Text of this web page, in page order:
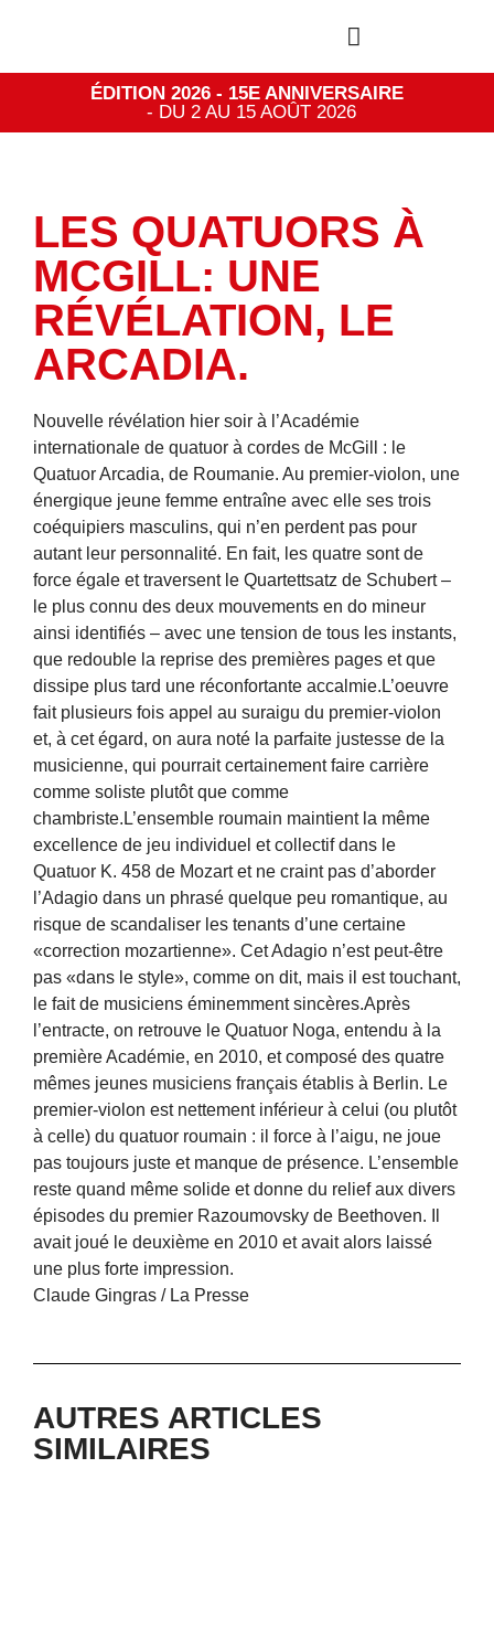
ÉDITION 2026 - 15E ANNIVERSAIRE
- DU 2 AU 15 AOÛT 2026
LES QUATUORS À
MCGILL: UNE
RÉVÉLATION, LE
ARCADIA.
Nouvelle révélation hier soir à l’Académie
internationale de quatuor à cordes de McGill : le
Quatuor Arcadia, de Roumanie. Au premier-violon, une
énergique jeune femme entraîne avec elle ses trois
coéquipiers masculins, qui n’en perdent pas pour
autant leur personnalité. En fait, les quatre sont de
force égale et traversent le Quartettsatz de Schubert –
le plus connu des deux mouvements en do mineur
ainsi identifiés – avec une tension de tous les instants,
que redouble la reprise des premières pages et que
dissipe plus tard une réconfortante accalmie.L’oeuvre
fait plusieurs fois appel au suraigu du premier-violon
et, à cet égard, on aura noté la parfaite justesse de la
musicienne, qui pourrait certainement faire carrière
comme soliste plutôt que comme
chambriste.L’ensemble roumain maintient la même
excellence de jeu individuel et collectif dans le
Quatuor K. 458 de Mozart et ne craint pas d’aborder
l’Adagio dans un phrasé quelque peu romantique, au
risque de scandaliser les tenants d’une certaine
«correction mozartienne». Cet Adagio n’est peut-être
pas «dans le style», comme on dit, mais il est touchant,
le fait de musiciens éminemment sincères.Après
l’entracte, on retrouve le Quatuor Noga, entendu à la
première Académie, en 2010, et composé des quatre
mêmes jeunes musiciens français établis à Berlin. Le
premier-violon est nettement inférieur à celui (ou plutôt
à celle) du quatuor roumain : il force à l’aigu, ne joue
pas toujours juste et manque de présence. L’ensemble
reste quand même solide et donne du relief aux divers
épisodes du premier Razoumovsky de Beethoven. Il
avait joué le deuxième en 2010 et avait alors laissé
une plus forte impression.
Claude Gingras / La Presse
AUTRES ARTICLES
SIMILAIRES